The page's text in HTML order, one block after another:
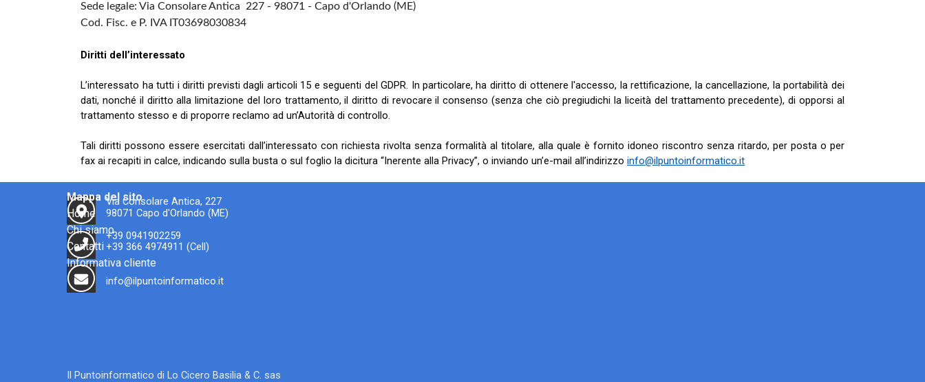
Sede legale: Via Consolare Antica 227 - 98071 - Capo d'Orlando (ME)
Cod. Fisc. e P. IVA IT03698030834
Diritti dell’interessato
L’interessato ha tutti i diritti previsti dagli articoli 15 e seguenti del GDPR. In particolare, ha diritto di ottenere l'accesso, la rettificazione, la cancellazione, la portabilità dei
dati, nonché il diritto alla limitazione del loro trattamento, il diritto di revocare il consenso (senza che ciò pregiudichi la liceità del trattamento precedente), di opporsi al
trattamento stesso e di proporre reclamo ad un’Autorità di controllo.
Tali diritti possono essere esercitati dall’interessato con richiesta rivolta senza formalità al titolare, alla quale è fornito idoneo riscontro senza ritardo, per posta o per
fax ai recapiti in calce, indicando sulla busta o sul foglio la dicitura “Inerente alla Privacy”, o inviando un’e-mail all’indirizzoinfo@ilpuntoinformatico.it
Mappa del sito
Home
Chi siamo
Contatti
Informativa cliente
Via Consolare Antica, 227
98071 Capo d'Orlando (ME)
+39 0941902259
+39 366 4974911 (Cell)
info@ilpuntoinformatico.it
Il Puntoinformatico di Lo Cicero Basilia & C. sas